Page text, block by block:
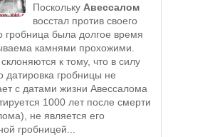
Поскольку Авессалом
восстал против своего
гробница была долгое время
камнями прохожими.
к тому, что в силу
датировка гробницы не
с датами жизни Авессалома
1000 лет после смерти
не является его
гробницей...